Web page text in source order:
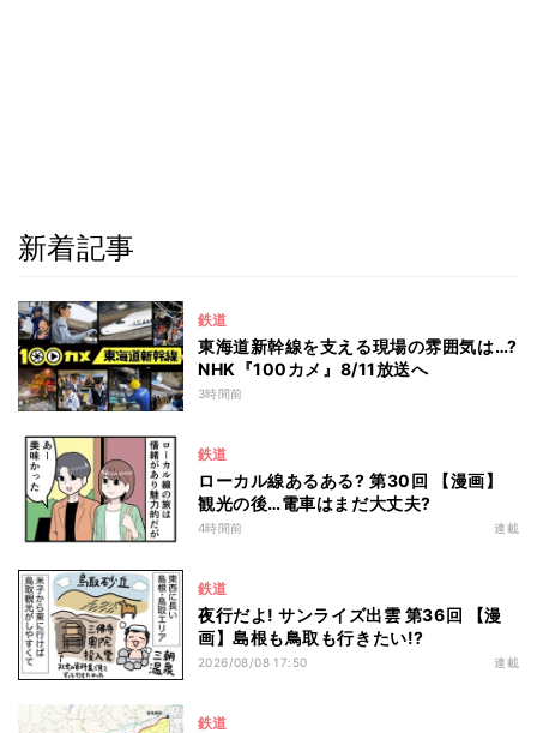
新着記事
鉄道
東海道新幹線を支える現場の雰囲気は…?
NHK『100カメ』8/11放送へ
3時間前
鉄道
ローカル線あるある? 第30回 【漫画】
観光の後…電車はまだ大丈夫?
4時間前 連載
鉄道
夜行だよ! サンライズ出雲 第36回 【漫
画】島根も鳥取も行きたい!?
2026/08/08 17:50 連載
鉄道